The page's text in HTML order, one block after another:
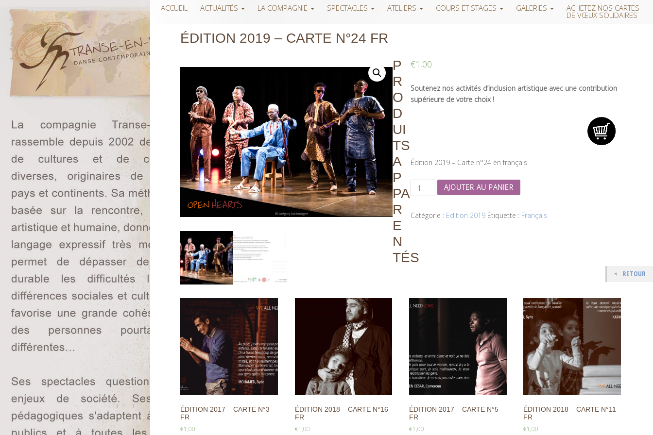
ÉDITION 2019 – CARTE N°24 FR
€1,00
Soutenez nos activités d’inclusion artistique avec une contribution
supérieure de votre choix !
Édition 2019 – Carte n°24 en français
AJOUTER AU PANIER
Catégorie : Edition 2019 Étiquette : Français
P
R
O
D
UI
TS
A
P
PA
R
E
N
TÉS
ÉDITION 2017 – CARTE N°3
FR
€1,00
ÉDITION 2018 – CARTE N°16
FR
€1,00
ÉDITION 2017 – CARTE N°5
FR
€1,00
ÉDITION 2018 – CARTE N°11
FR
€1,00
RETOUR
ACCUEIL ACTUALITÉS LA COMPAGNIE SPECTACLES ATELIERS COURS ET STAGES GALERIES ACHETEZ NOS CARTES
DE VŒUX SOLIDAIRES